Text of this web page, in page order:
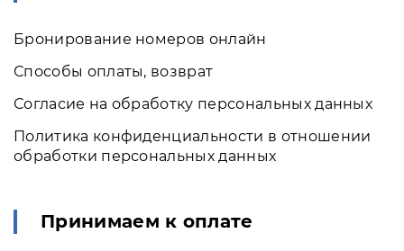
Бронирование номеров онлайн
Способы оплаты, возврат
Согласие на обработку персональных данных
Политика конфиденциальности в отношении
обработки персональных данных
Принимаем к оплате